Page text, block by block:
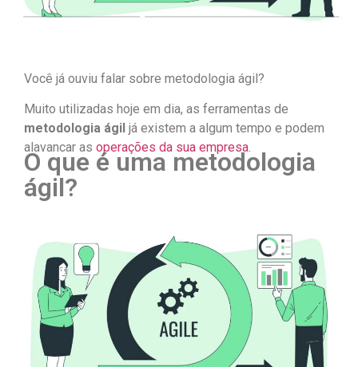
Você já ouviu falar sobre metodologia ágil?
Muito utilizadas hoje em dia, as ferramentas de
metodologia ágil já existem a algum tempo e podem
alavancar as operações da sua empresa.
O que é uma metodologia
ágil?